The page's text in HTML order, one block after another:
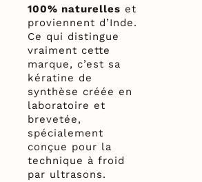
100% naturelles et
proviennent d’Inde.
Ce qui distingue
vraiment cette
marque, c’est sa
kératine de
synthèse créée en
laboratoire et
brevetée,
spécialement
conçue pour la
technique à froid
par ultrasons.